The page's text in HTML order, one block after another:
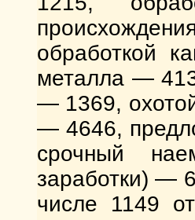
обработкой
металла —
— 1369,
— 4646,
срочный
заработки) —
числе 1149